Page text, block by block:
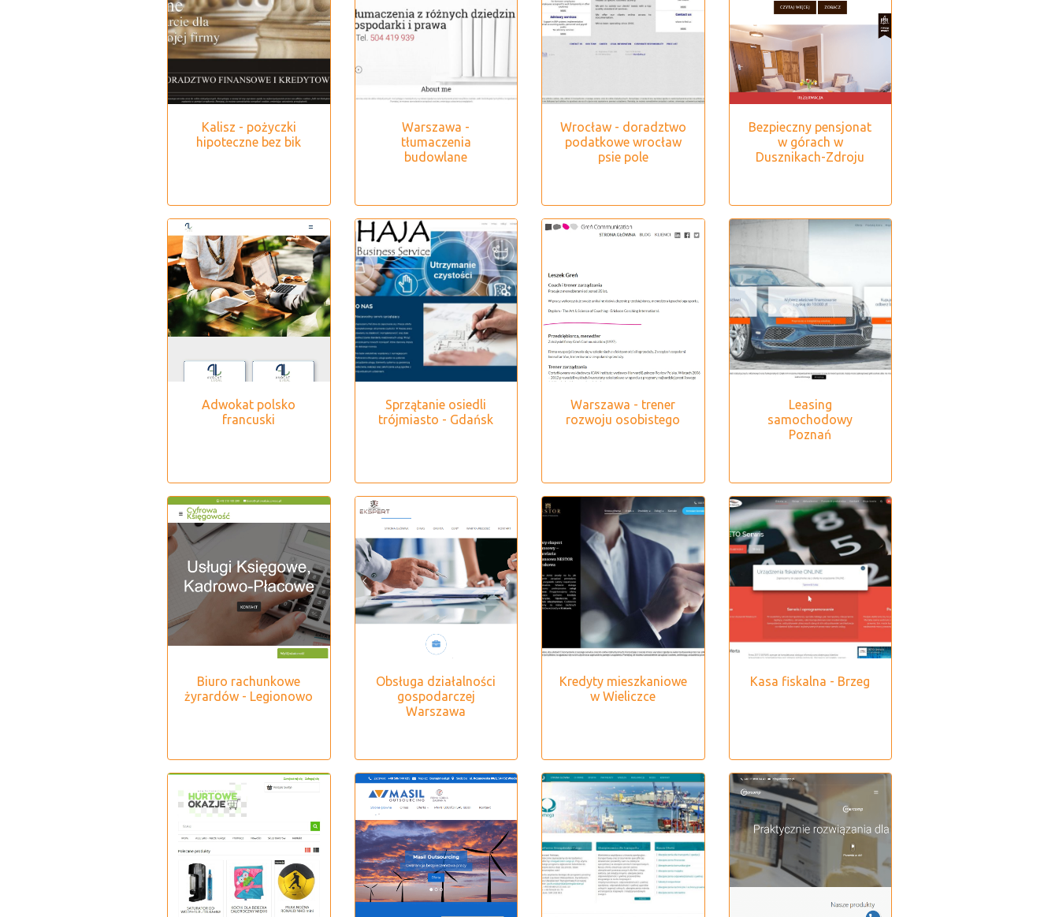
Kalisz - pożyczki
hipoteczne bez bik
Warszawa -
tłumaczenia
budowlane
Wrocław - doradztwo
podatkowe wrocław
psie pole
Bezpieczny pensjonat
w górach w
Dusznikach-Zdroju
Adwokat polsko
francuski
Sprzątanie osiedli
trójmiasto - Gdańsk
Warszawa - trener
rozwoju osobistego
Leasing
samochodowy
Poznań
Biuro rachunkowe
żyrardów - Legionowo
Obsługa działalności
gospodarczej
Warszawa
Kredyty mieszkaniowe
w Wieliczce
Kasa fiskalna - Brzeg